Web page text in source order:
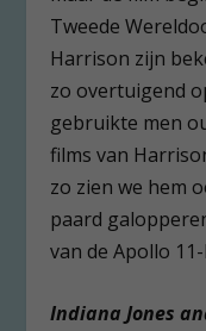
Tweede
Harrison zijn
zo overtuigend
gebruikte men
films van
zo zien we hem
paard
van de Apollo
Indiana Jones